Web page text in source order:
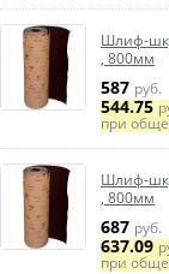
Шлиф-
, 800мм
587 руб.
544.75
при
Шлиф-
, 800мм
687 руб.
637.09
при